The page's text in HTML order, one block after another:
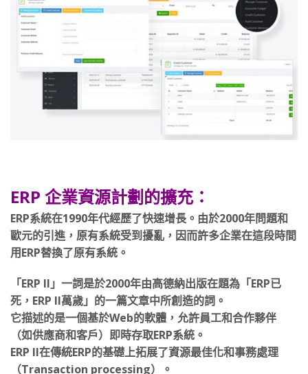
ERP 企業資源計劃的擴充：
ERP系統在1990年代經歷了快速增長。由於2000年問題和
歐元的引進，原有系統受到擾亂，因而許多企業在這段時間
用ERP替換了原有系統。
「ERP II」一詞是於2000年由高德納出版在題為「ERP已
死，ERP II萬歲」的一篇文章中所創造的詞。
它描述的是一個基於Web的軟體，允許員工和合作夥伴
（如供應商和客戶）即時存取ERP系統。
ERP II在傳統ERP的基礎上拓展了資源最佳化和事務處理
（Transaction processing）。